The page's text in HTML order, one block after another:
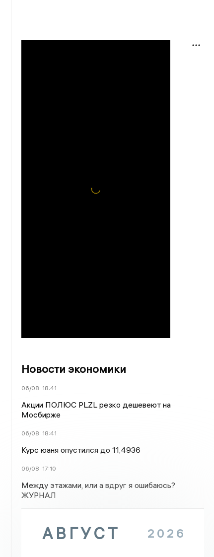
Новости экономики
06/08 18:41
Акции ПОЛЮС PLZL резко дешевеют на
Мосбирже
06/08 18:41
Курс юаня опустился до 11,4936
06/08 17:10
Между этажами, или а вдруг я ошибаюсь?
ЖУРНАЛ
АВГУСТ 2026